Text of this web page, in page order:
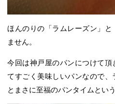
ほんのりの「ラムレーズン」と
ません。
今回は神戸屋のパンにつけて
てすごく美味しいパンなので
とまさに至福のパンタイムとい